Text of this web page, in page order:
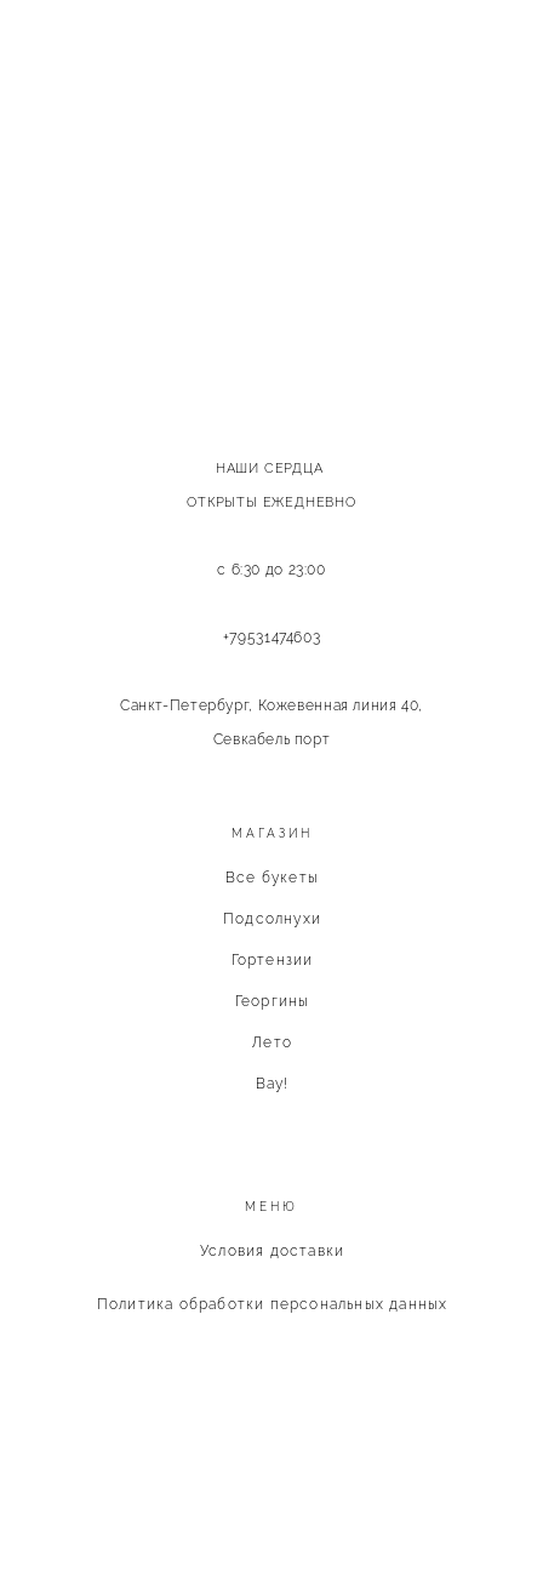
НАШИ СЕРДЦА
ОТКРЫТЫ ЕЖЕДНЕВНО
с 6:30 до 23:00
+79531474603
Санкт-Петербург, Кожевенная линия 40,
Севкабель порт
МАГАЗИН
Все букеты
Подсолнухи
Гортензии
Георгины
Лето
Вау!
МЕНЮ
Условия доставки
Политика обработки персональных данных